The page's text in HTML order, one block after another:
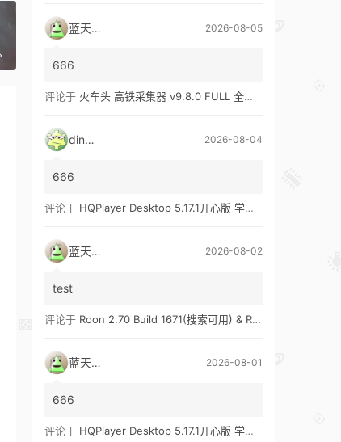
蓝天真蓝 2026-08-05
666
评论于 火车头 高铁采集器 v9.8.0 FULL 全功能版（兼容win10、win11）
ding1 2026-08-04
666
评论于 HQPlayer Desktop 5.17.1开心版 学习版&HQPlayer Embedded 5.17.2开心版 学习版
蓝天真蓝 2026-08-02
test
评论于 Roon 2.70 Build 1671(搜索可用) & Roon 2.65 Build 1653 & Roon 1.8 Build 1151 Legacy 开心版 学习版
蓝天真蓝 2026-08-01
666
评论于 HQPlayer Desktop 5.17.1开心版 学习版&HQPlayer Embedded 5.17.2开心版 学习版